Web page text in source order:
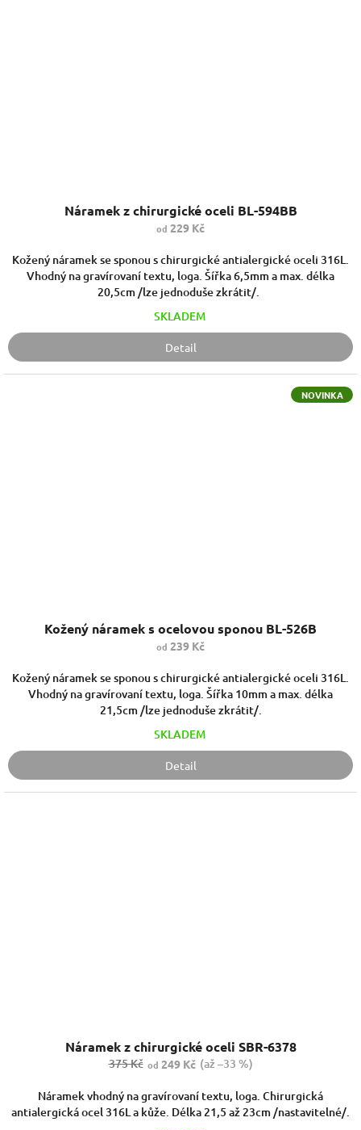
Náramek z chirurgické oceli BL-594BB
od 229 Kč
Kožený náramek se sponou s chirurgické antialergické oceli 316L.
Vhodný na gravírovaní textu, loga. Šířka 6,5mm a max. délka
20,5cm /lze jednoduše zkrátit/.
SKLADEM
Detail
NOVINKA
Kožený náramek s ocelovou sponou BL-526B
od 239 Kč
Kožený náramek se sponou s chirurgické antialergické oceli 316L.
Vhodný na gravírovaní textu, loga. Šířka 10mm a max. délka
21,5cm /lze jednoduše zkrátit/.
SKLADEM
Detail
Náramek z chirurgické oceli SBR-6378
375 Kč od 249 Kč (až –33 %)
Náramek vhodný na gravírovaní textu, loga. Chirurgická
antialergická ocel 316L a kůže. Délka 21,5 až 23cm /nastavitelné/.